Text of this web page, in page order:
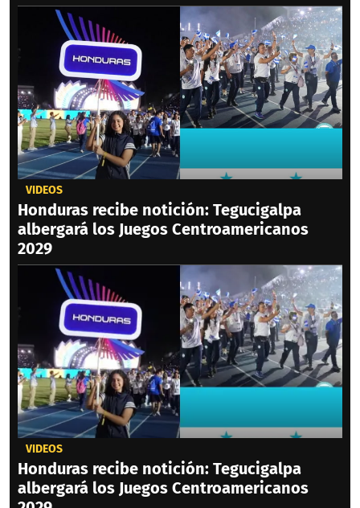
VIDEOS
Honduras recibe notición: Tegucigalpa
albergará los Juegos Centroamericanos
2029
VIDEOS
Honduras recibe notición: Tegucigalpa
albergará los Juegos Centroamericanos